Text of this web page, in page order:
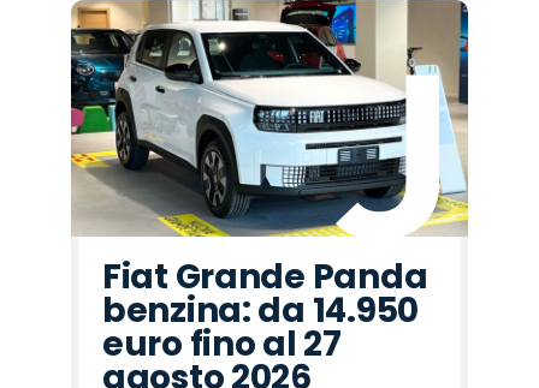
Fiat Grande Panda
benzina: da 14.950
euro fino al 27
agosto 2026